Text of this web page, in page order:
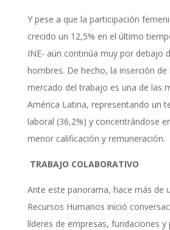
Y pese a que la participación
crecido un 12,5% en el último
INE- aún continúa muy por debajo
hombres. De hecho, la inserción de
mercado del trabajo es una de las
América Latina, representando un
laboral (36,2%) y concentrándose
menor calificación y remuneración.
TRABAJO COLABORATIVO
Ante este panorama, hace más de
Recursos Humanos inició
líderes de empresas, fundaciones